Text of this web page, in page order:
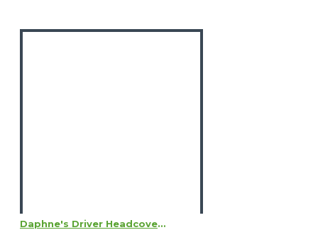
Daphne's Driver Headcovers - Boar